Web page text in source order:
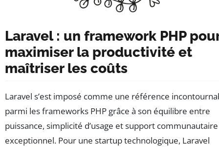
Laravel : un framework PHP
maximiser la productivité et
maîtriser les coûts
Laravel s’est imposé comme une référence
parmi les frameworks PHP grâce à son équilibre entre
puissance, simplicité d’usage et support communautaire
exceptionnel. Pour une startup technologique, Laravel